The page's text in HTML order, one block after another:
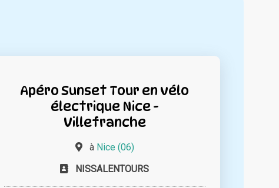
Apéro Sunset Tour en vélo
électrique Nice -
Villefranche
à Nice (06)
NISSALENTOURS